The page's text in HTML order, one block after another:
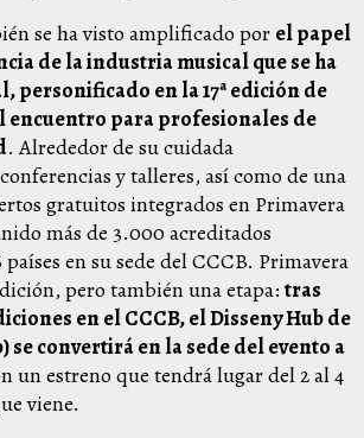
se ha visto amplificado por el papel
de la industria musical que se ha
personificado en la 17ª edición de
encuentro para profesionales de
. Alrededor de su cuidada
y talleres, así como de una
gratuitos integrados en Primavera
más de 3.000 acreditados
en su sede del CCCB. Primavera
pero también una etapa: tras
en el CCCB, el Disseny Hub de
se convertirá en la sede del evento a
un estreno que tendrá lugar del 2 al 4
viene.